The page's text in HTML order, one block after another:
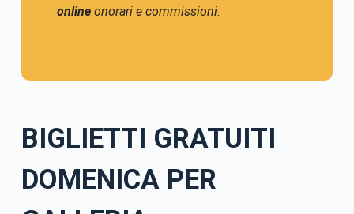
onlineonorari e commissioni.
BIGLIETTI GRATUITI
DOMENICA PER